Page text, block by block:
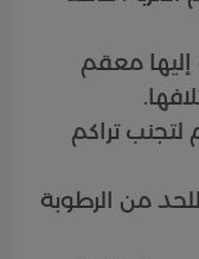
معقم
تراكم
من الرطوبة